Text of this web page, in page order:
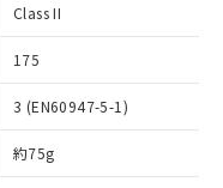
Class II
175
3 (EN60947-5-1)
約75g
結果を当社の
漏洩または開
す。
スト作成サー
には、I-Web
ている必要が
により、予定
。
すべてが基
す。
おいて有害物
深刻な影響を
。
者に販売する
3の内容を当
また当社は、
る関係者が違
る場合は、取
ムロン制御
売員にご確
在庫状況の
い機種